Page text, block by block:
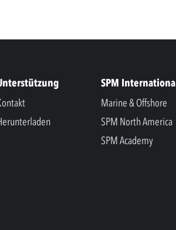
SPM
Marine & Offshore
SPM North America
SPM Academy